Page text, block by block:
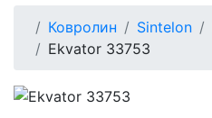
Ковролин Sintelon
Ekvator 33753